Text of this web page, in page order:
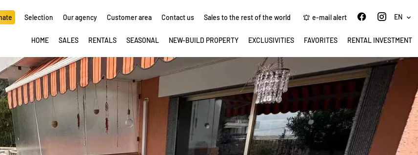
Selection Our agency Customer area Contact us Sales to the rest of the world e-mail alert EN
HOME SALES RENTALS SEASONAL NEW-BUILD PROPERTY EXCLUSIVITIES FAVORITES RENTAL INVESTMENT